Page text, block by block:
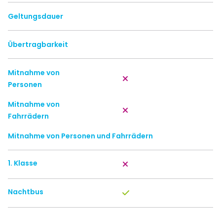
Geltungsdauer
Übertragbarkeit
Mitnahme von
Personen
Mitnahme von
Fahrrädern
Mitnahme von Personen und Fahrrädern
1. Klasse
Nachtbus